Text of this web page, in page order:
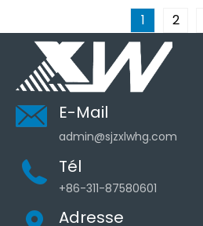
d'hydrogène, de liquides
de nitrate de plomb dans
société adhère au
1 2
E-Mail
admin@sjzxlwhg.com
Tél
+86-311-87580601
Adresse